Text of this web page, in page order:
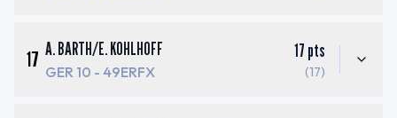
17 A. BARTH/E. KOHLHOFF
GER 10 - 49ERFX
17 pts
(17)